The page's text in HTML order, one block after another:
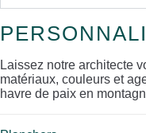
Laissez notre architecte
matériaux, couleurs et
havre de paix en